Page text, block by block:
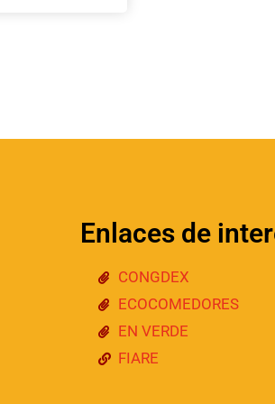
Enlaces de
CONGDEX
ECOCOMEDORES
EN VERDE
FIARE